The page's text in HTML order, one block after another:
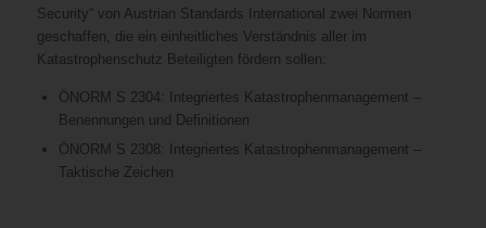
Security“ von Austrian Standards International zwei Normen
geschaffen, die ein einheitliches Verständnis aller im
Katastrophenschutz Beteiligten fördern sollen:
ÖNORM S 2304: Integriertes Katastrophenmanagement –
Benennungen und Definitionen
ÖNORM S 2308: Integriertes Katastrophenmanagement –
Taktische Zeichen